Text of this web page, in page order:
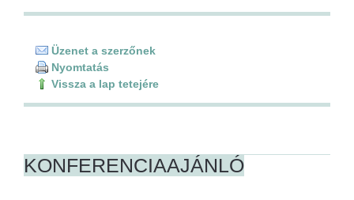
Üzenet a szerzőnek
Nyomtatás
Vissza a lap tetejére
KONFERENCIAAJÁNLÓ